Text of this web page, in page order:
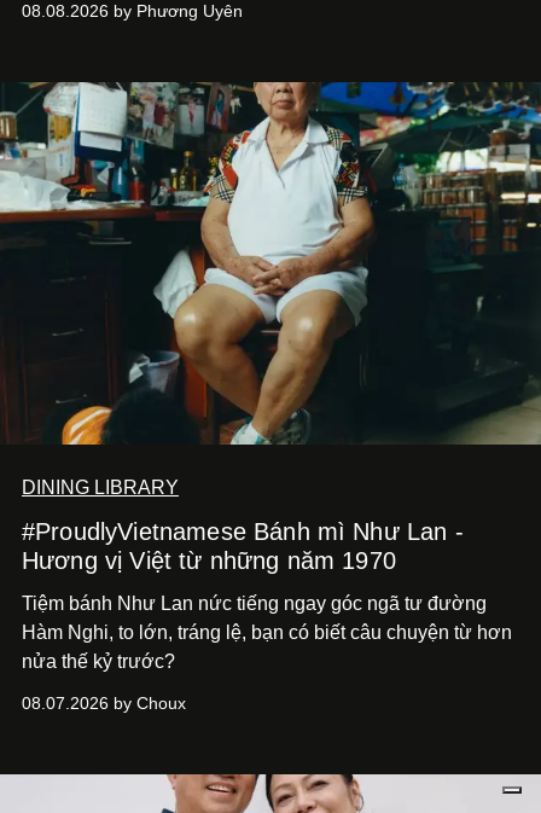
08.08.2026 by Phương Uyên
DINING LIBRARY
#ProudlyVietnamese Bánh mì Như Lan -
Hương vị Việt từ những năm 1970
Tiệm bánh Như Lan nức tiếng ngay góc ngã tư đường
Hàm Nghi, to lớn, tráng lệ, bạn có biết câu chuyện từ hơn
nửa thế kỷ trước?
08.07.2026 by Choux